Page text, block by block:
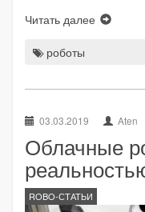
Читать далее
роботы
03.03.2019 Aten
Облачные
ROBO-СТАТЬИ